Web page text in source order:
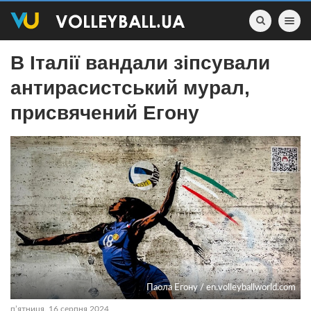
Toggle
В Італії вандали зіпсували
антирасистський мурал,
присвячений Егону
Паола Егону / en.volleyballworld.com
пʼятниця, 16 серпня 2024